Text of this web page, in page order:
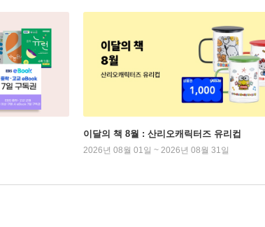
이달의 책 8월 : 산리오캐릭터즈 유리컵
2026년 08월 01일 ~ 2026년 08월 31일